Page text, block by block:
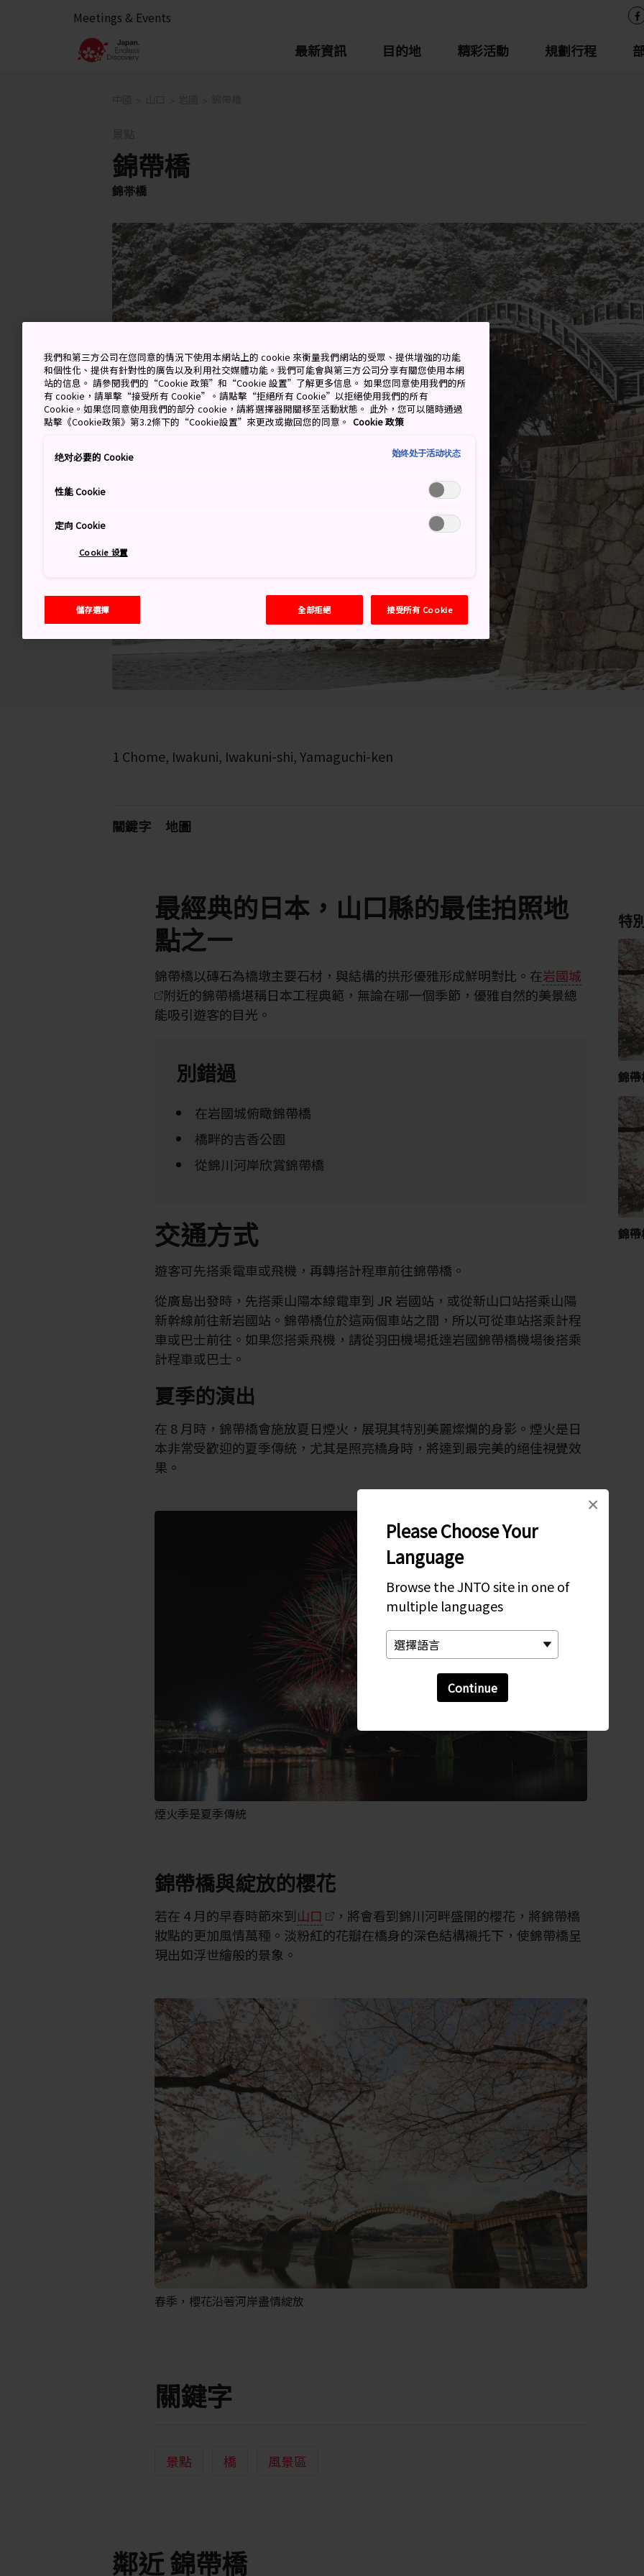
Please Choose Your
Language
Browse the JNTO site in one of
multiple languages
Continue
×
Meetings & Events
最新資訊 目的地 精彩活動 規劃行程
錦帶橋
錦帯橋
1 Chome, Iwakuni, Iwakuni-shi, Yamaguchi-ken
關鍵字 地圖
最經典的日本，山口縣的最佳拍照地
點之一
錦帶橋以磚石為橋墩主要石材，與結構的拱形優雅形成鮮明對比。在岩國城
附近的錦帶橋堪稱日本工程典範，無論在哪一個季節，優雅自然的美景總
能吸引遊客的目光。
別錯過
在岩國城俯瞰錦帶橋
橋畔的吉香公園
從錦川河岸欣賞錦帶橋
交通方式
遊客可先搭乘電車或飛機，再轉搭計程車前往錦帶橋。
從廣島出發時，先搭乘山陽本線電車到 JR 岩國站，或從新山口站搭乘山陽
新幹線前往新岩國站。錦帶橋位於這兩個車站之間，所以可從車站搭乘計程
車或巴士前往。如果您搭乘飛機，請從羽田機場抵達岩國錦帶橋機場後搭乘
計程車或巴士。
夏季的演出
在 8 月時，錦帶橋會施放夏日煙火，展現其特別美麗燦爛的身影。煙火是日
本非常受歡迎的夏季傳統，尤其是照亮橋身時，將達到最完美的絕佳視覺效
果。
煙火季是夏季傳統
錦帶橋與綻放的櫻花
若在 4 月的早春時節來到山口
，將會看到錦川河畔盛開的櫻花，將錦帶橋
妝點的更加風情萬種。淡粉紅的花瓣在橋身的深色結構襯托下，使錦帶橋呈
現出如浮世繪般的景象。
春季，櫻花沿著河岸盡情綻放
關鍵字
景點 橋 風景區
特
錦
錦
鄰近 錦帶橋
我們和第三方公司在您同意的情況下使用本網站上的 cookie 來衡量我們網站的受眾、提供增強的功能
和個性化、提供有針對性的廣告以及利用社交媒體功能。我們可能會與第三方公司分享有關您使用本網
站的信息。 請參閱我們的“Cookie 政策”和“Cookie 設置”了解更多信息。 如果您同意使用我們的所
有 cookie，請單擊“接受所有 Cookie”。請點擊“拒絕所有 Cookie”以拒絕使用我們的所有
Cookie。如果您同意使用我們的部分 cookie，請將選擇器開關移至活動狀態。 此外，您可以隨時通過
點擊《Cookie政策》第3.2條下的“Cookie設置”來更改或撤回您的同意。 Cookie 政策
绝对必要的 Cookie 始终处于活动状态
性能 Cookie
定向 Cookie
Cookie 设置
儲存選擇 全部拒絕 接受所有 Cookie